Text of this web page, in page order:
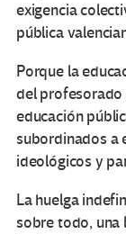
exigencia
pública
Porque la
del profesorado
educación
subordinados a
ideológicos y
La huelga
sobre todo, una